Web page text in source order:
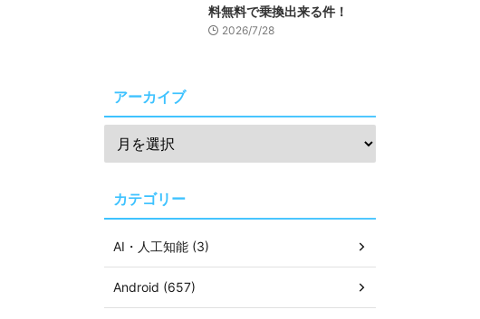
料無料で乗換出来る件！
2026/7/28
アーカイブ
カテゴリー
AI・人工知能 (3)
Android (657)